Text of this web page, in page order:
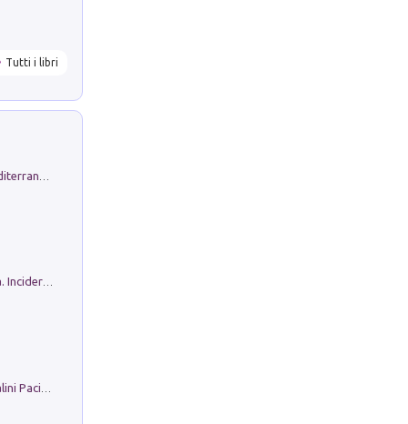
Tutti i libri
Ho Camminato Alla Luce Della Storia. Incidere per Pasolini. Quaderni di Incisione Contemporanea n 30